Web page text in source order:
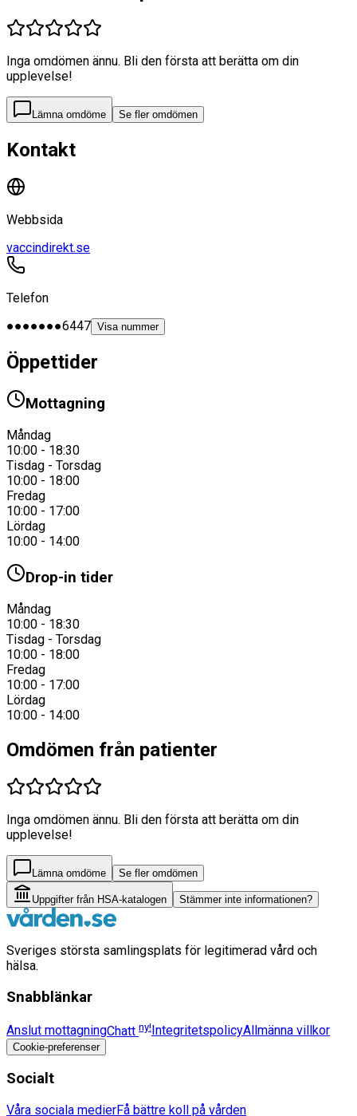
Inga omdömen ännu. Bli den första att berätta om din
upplevelse!
Lämna omdöme Se fler omdömen
Kontakt
Webbsida
vaccindirekt.se
Telefon
●●●●●●●6447 Visa nummer
Öppettider
Mottagning
Måndag
10:00 - 18:30
Tisdag - Torsdag
10:00 - 18:00
Fredag
10:00 - 17:00
Lördag
10:00 - 14:00
Drop-in tider
Måndag
10:00 - 18:30
Tisdag - Torsdag
10:00 - 18:00
Fredag
10:00 - 17:00
Lördag
10:00 - 14:00
Omdömen från patienter
Inga omdömen ännu. Bli den första att berätta om din
upplevelse!
Lämna omdöme Se fler omdömen
Uppgifter från HSA-katalogen Stämmer inte informationen?
Sveriges största samlingsplats för legitimerad vård och
hälsa.
Snabblänkar
Anslut mottagningChatt ny! IntegritetspolicyAllmänna villkor
Cookie-preferenser
Socialt
Våra sociala medierFå bättre koll på vården